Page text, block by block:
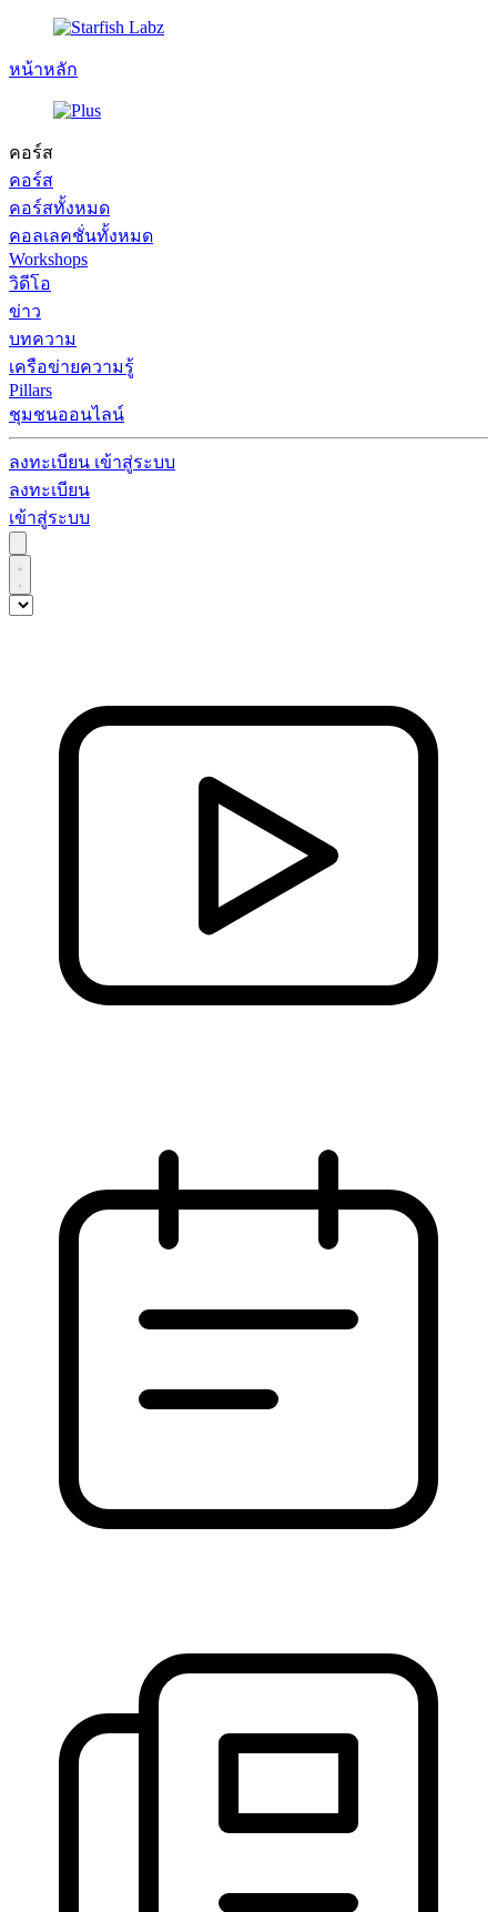
หน้าหลัก
คอร์ส
คอร์ส
คอร์สทั้งหมด
คอลเลคชั่นทั้งหมด
Workshops
วิดีโอ
ข่าว
บทความ
เครือข่ายความรู้
Pillars
ชุมชนออนไลน์
ลงทะเบียน เข้าสู่ระบบ
ลงทะเบียน
เข้าสู่ระบบ